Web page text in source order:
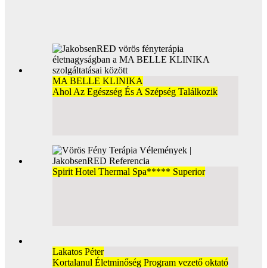
MA BELLE KLINIKA
Ahol Az Egészség És A Szépség Találkozik
Spirit Hotel Thermal Spa***** Superior
Lakatos Péter
Kortalanul Életminőség Program vezető oktató